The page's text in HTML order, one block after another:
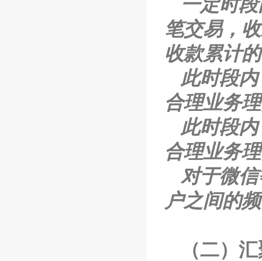
一定时
笔交易，
收款累计
此时段
合理业务
此时段
合理业务
对于微
户之间的
（二）